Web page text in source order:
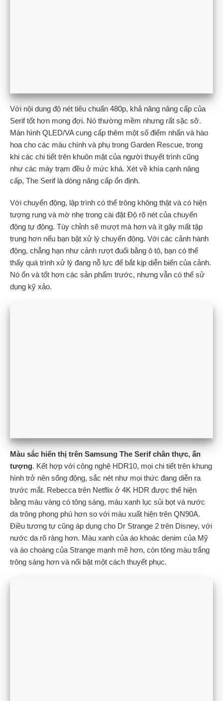
Với nội dung độ nét tiêu chuẩn 480p, khả năng nâng cấp của
Serif tốt hơn mong đợi. Nó thường mềm nhưng rất sặc sỡ.
Màn hình QLED/VA cung cấp thêm một số điểm nhấn và hào
hoa cho các màu chính và phụ trong Garden Rescue, trong
khi các chi tiết trên khuôn mặt của người thuyết trình cũng
như các máy trạm đều ở mức khá. Xét về khía cạnh nâng
cấp, The Serif là dòng nâng cấp ổn định.
Với chuyển động, lập trình có thể trông không thật và có hiện
tượng rung và mờ nhẹ trong cài đặt Độ rõ nét của chuyển
động tự động. Tùy chỉnh sẽ mượt mà hơn và ít gây mất tập
trung hơn nếu bạn bật xử lý chuyển động. Với các cảnh hành
động, chẳng hạn như cảnh rượt đuổi bằng ô tô, bạn có thể
thấy quá trình xử lý đang nỗ lực để bắt kịp diễn biến của cảnh.
Nó ổn và tốt hơn các sản phẩm trước, nhưng vẫn có thể sử
dụng kỹ xảo.
Màu sắc hiển thị trên Samsung The Serif chân thực, ấn
tượng. Kết hợp với công nghệ HDR10, mọi chi tiết trên khung
hình trở nên sống động, sắc nét như mọi thức đang diễn ra
trước mắt. Rebecca trên Netflix ở 4K HDR được thể hiện
bằng màu vàng có tông sáng, màu xanh lục sủi bọt và nước
da trông phong phú hơn so với màu xuất hiện trên QN90A.
Điều tương tự cũng áp dụng cho Dr Strange 2 trên Disney, với
nước da rõ ràng hơn. Màu xanh của áo khoác denim của Mỹ
và áo choàng của Strange mạnh mẽ hơn, còn tông màu trắng
trông sáng hơn và nổi bật một cách thuyết phục.